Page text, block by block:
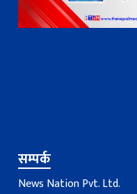
सम्पर्क
News Nation Pvt. Ltd.